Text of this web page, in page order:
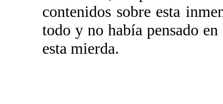
contenidos sobre esta
todo y no había pensado
esta mierda.